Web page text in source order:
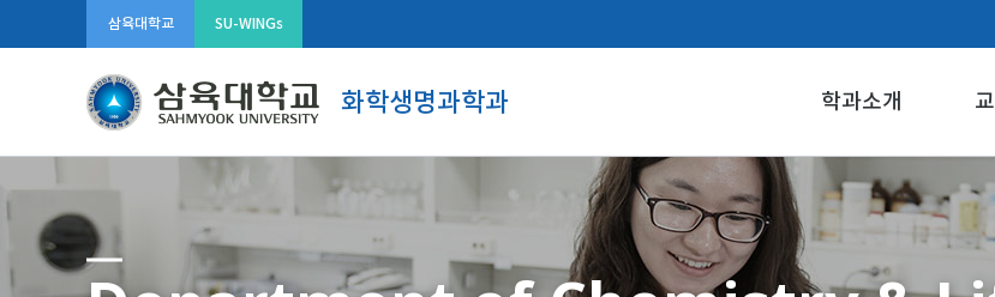
삼육대학교 SU-WINGs
화학생명과학과 학과소개